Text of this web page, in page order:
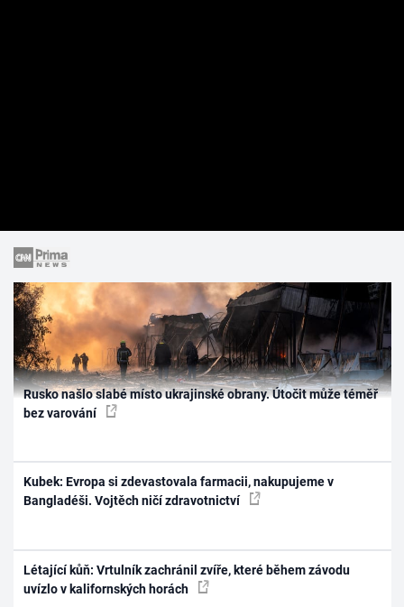
Rusko našlo slabé místo ukrajinské obrany. Útočit může téměř
bez varování
Kubek: Evropa si zdevastovala farmacii, nakupujeme v
Bangladéši. Vojtěch ničí zdravotnictví
Létající kůň: Vrtulník zachránil zvíře, které během závodu
uvízlo v kalifornských horách